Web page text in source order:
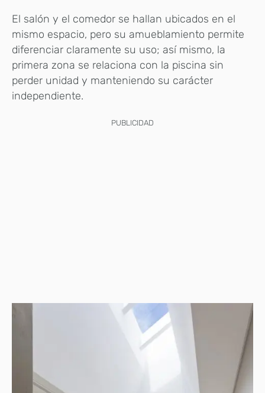
El salón y el comedor se hallan ubicados en el
mismo espacio, pero su amueblamiento permite
diferenciar claramente su uso; así mismo, la
primera zona se relaciona con la piscina sin
perder unidad y manteniendo su carácter
independiente.
PUBLICIDAD